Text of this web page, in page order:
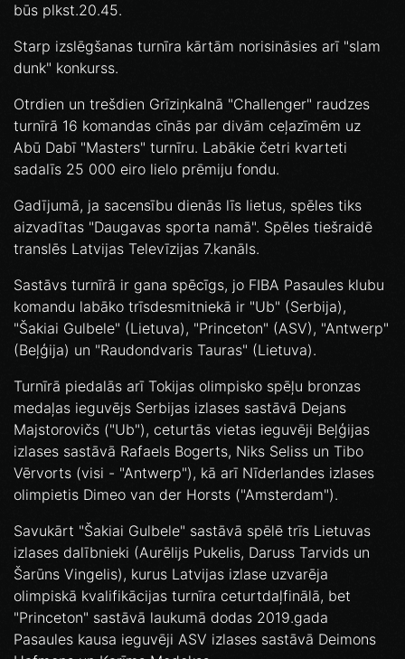
būs plkst.20.45.
Starp izslēgšanas turnīra kārtām norisināsies arī "slam
dunk" konkurss.
Otrdien un trešdien Grīziņkalnā "Challenger" raudzes
turnīrā 16 komandas cīnās par divām ceļazīmēm uz
Abū Dabī "Masters" turnīru. Labākie četri kvarteti
sadalīs 25 000 eiro lielo prēmiju fondu.
Gadījumā, ja sacensību dienās līs lietus, spēles tiks
aizvadītas "Daugavas sporta namā". Spēles tiešraidē
translēs Latvijas Televīzijas 7.kanāls.
Sastāvs turnīrā ir gana spēcīgs, jo FIBA Pasaules klubu
komandu labāko trīsdesmitniekā ir "Ub" (Serbija),
"Šakiai Gulbele" (Lietuva), "Princeton" (ASV), "Antwerp"
(Beļģija) un "Raudondvaris Tauras" (Lietuva).
Turnīrā piedalās arī Tokijas olimpisko spēļu bronzas
medaļas ieguvējs Serbijas izlases sastāvā Dejans
Majstorovičs ("Ub"), ceturtās vietas ieguvēji Beļģijas
izlases sastāvā Rafaels Bogerts, Niks Seliss un Tibo
Vērvorts (visi - "Antwerp"), kā arī Nīderlandes izlases
olimpietis Dimeo van der Horsts ("Amsterdam").
Savukārt "Šakiai Gulbele" sastāvā spēlē trīs Lietuvas
izlases dalībnieki (Aurēlijs Pukelis, Daruss Tarvids un
Šarūns Vingelis), kurus Latvijas izlase uzvarēja
olimpiskā kvalifikācijas turnīra ceturtdaļfinālā, bet
"Princeton" sastāvā laukumā dodas 2019.gada
Pasaules kausa ieguvēji ASV izlases sastāvā Deimons